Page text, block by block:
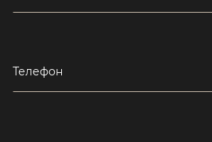
Телефон